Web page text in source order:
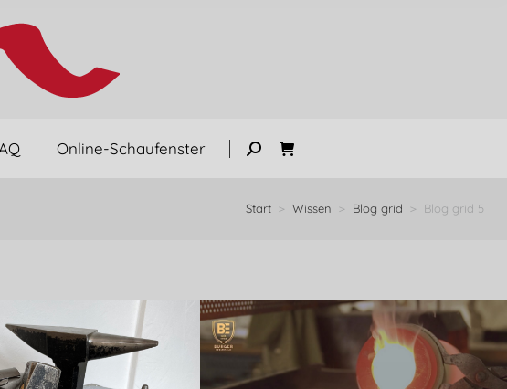
Online-Schaufenster
Sie befinden sich hier:
Start Wissen Blog grid Blog grid 5